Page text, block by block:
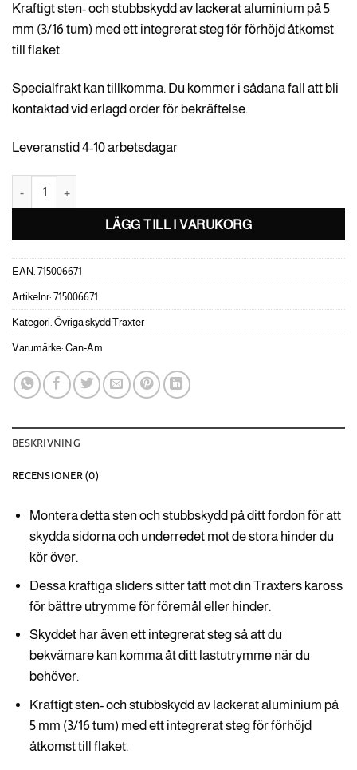
Kraftigt sten- och stubbskydd av lackerat aluminium på 5
mm (3/16 tum) med ett integrerat steg för förhöjd åtkomst
till flaket.
Specialfrakt kan tillkomma. Du kommer i sådana fall att bli
kontaktad vid erlagd order för bekräftelse.
Leveranstid 4-10 arbetsdagar
LÄGG TILL I VARUKORG
EAN: 715006671
Artikelnr: 715006671
Kategori: Övriga skydd Traxter
Varumärke: Can-Am
BESKRIVNING
RECENSIONER (0)
Montera detta sten och stubbskydd på ditt fordon för att
skydda sidorna och underredet mot de stora hinder du
kör över.
Dessa kraftiga sliders sitter tätt mot din Traxters kaross
för bättre utrymme för föremål eller hinder.
Skyddet har även ett integrerat steg så att du
bekvämare kan komma åt ditt lastutrymme när du
behöver.
Kraftigt sten- och stubbskydd av lackerat aluminium på
5 mm (3/16 tum) med ett integrerat steg för förhöjd
åtkomst till flaket.